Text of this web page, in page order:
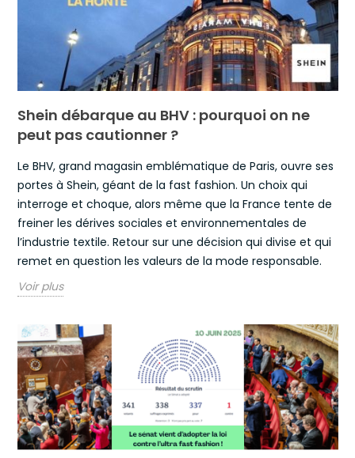
Shein débarque au BHV : pourquoi on ne
peut pas cautionner ?
Le BHV, grand magasin emblématique de Paris, ouvre ses
portes à Shein, géant de la fast fashion. Un choix qui
interroge et choque, alors même que la France tente de
freiner les dérives sociales et environnementales de
l’industrie textile. Retour sur une décision qui divise et qui
remet en question les valeurs de la mode responsable.
Voir plus